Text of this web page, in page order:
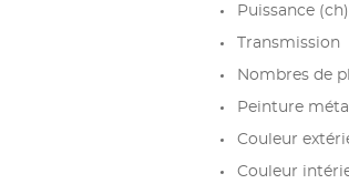
Puissance (ch)
Transmission
Nombres de
Peinture
Couleur
Couleur